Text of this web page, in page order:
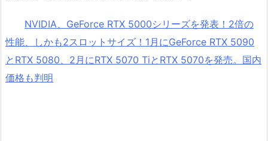
NVIDIA、GeForce RTX 5000シリーズを発表！2倍の
性能、しかも2スロットサイズ！1月にGeForce RTX 5090
とRTX 5080、2月にRTX 5070 TiとRTX 5070を発売。国内
価格も判明